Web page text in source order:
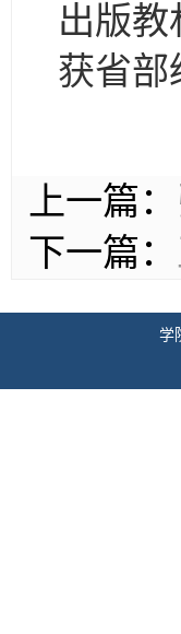
出版教
获省部
上一篇：
下一篇：
学